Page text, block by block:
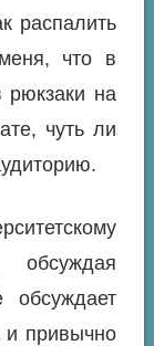
распалить
что в
рюкзаки на
чуть ли
обсуждает
привычно